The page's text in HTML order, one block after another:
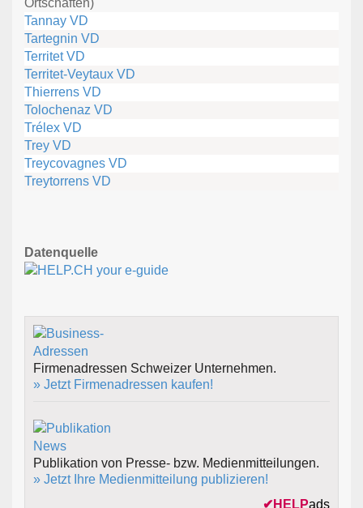
Tannay VD
Tartegnin VD
Territet VD
Territet-Veytaux VD
Thierrens VD
Tolochenaz VD
Trélex VD
Trey VD
Treycovagnes VD
Treytorrens VD
Datenquelle
Firmenadressen Schweizer Unternehmen.
» Jetzt Firmenadressen kaufen!
Publikation von Presse- bzw. Medienmitteilungen.
» Jetzt Ihre Medienmitteilung publizieren!
✔ HELPads